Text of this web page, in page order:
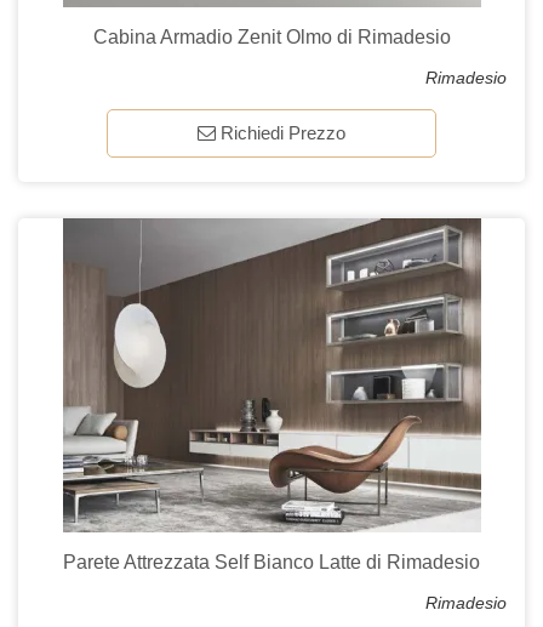
Cabina Armadio Zenit Olmo di Rimadesio
Rimadesio
Richiedi Prezzo
Parete Attrezzata Self Bianco Latte di Rimadesio
Rimadesio